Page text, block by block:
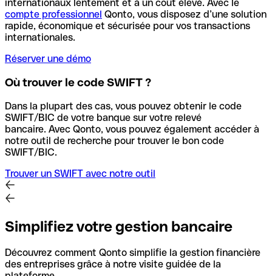
internationaux lentement et à un coût élevé. Avec le
compte professionnel Qonto, vous disposez d’une solution
rapide, économique et sécurisée pour vos transactions
internationales.
Réserver une démo
Où trouver le code SWIFT ?
Dans la plupart des cas, vous pouvez obtenir le code
SWIFT/BIC de votre banque sur votre relevé
bancaire. Avec Qonto, vous pouvez également accéder à
notre outil de recherche pour trouver le bon code
SWIFT/BIC.
Trouver un SWIFT avec notre outil
Simplifiez votre gestion bancaire
Découvrez comment Qonto simplifie la gestion financière
des entreprises grâce à notre visite guidée de la